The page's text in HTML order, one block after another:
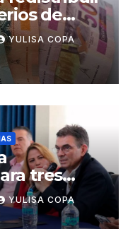
de
fiscal
YULISA COPA
tres
de
YULISA COPA